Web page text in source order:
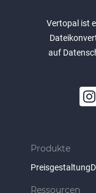
Vertopal ist
auf
Produkte
Preisgestaltung
Ressourcen